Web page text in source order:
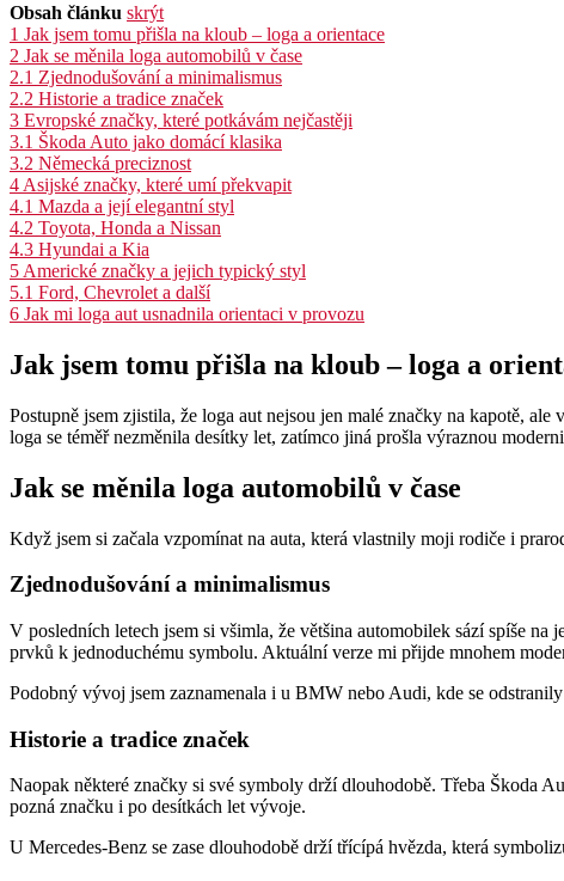
Obsah článku skrýt
1 Jak jsem tomu přišla na kloub – loga a orientace
2 Jak se měnila loga automobilů v čase
2.1 Zjednodušování a minimalismus
2.2 Historie a tradice značek
3 Evropské značky, které potkávám nejčastěji
3.1 Škoda Auto jako domácí klasika
3.2 Německá preciznost
4 Asijské značky, které umí překvapit
4.1 Mazda a její elegantní styl
4.2 Toyota, Honda a Nissan
4.3 Hyundai a Kia
5 Americké značky a jejich typický styl
5.1 Ford, Chevrolet a další
6 Jak mi loga aut usnadnila orientaci v provozu
Jak jsem tomu přišla na kloub – loga a
Postupně jsem zjistila, že loga aut nejsou jen malé značky na kapotě,
loga se téměř nezměnila desítky let, zatímco jiná prošla výraznou
Jak se měnila loga automobilů v čase
Když jsem si začala vzpomínat na auta, která vlastnily moji rodiče i
Zjednodušování a minimalismus
V posledních letech jsem si všimla, že většina automobilek sází spíše
prvků k jednoduchému symbolu. Aktuální verze mi přijde mnohem
Podobný vývoj jsem zaznamenala i u BMW nebo Audi, kde se
Historie a tradice značek
Naopak některé značky si své symboly drží dlouhodobě. Třeba Škoda
pozná značku i po desítkách let vývoje.
U Mercedes-Benz se zase dlouhodobě drží třícípá hvězda, která